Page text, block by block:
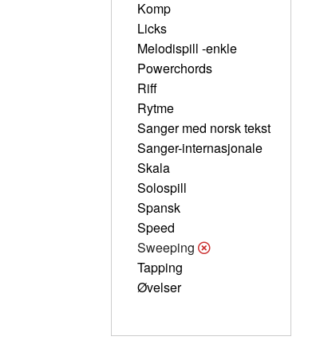
Komp
Licks
Melodispill -enkle
Powerchords
Riff
Rytme
Sanger med norsk tekst
Sanger-internasjonale
Skala
Solospill
Spansk
Speed
Sweeping
Tapping
Øvelser